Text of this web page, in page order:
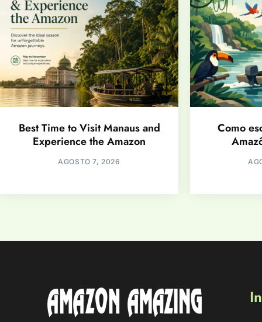
Best Time to Visit Manaus and
Experience the Amazon
AGOSTO 7, 2026
Como